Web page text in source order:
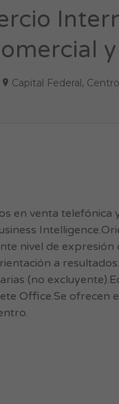
Capital Federal, Centro
en venta
nivel de
a
(no
Office.Se ofrecen